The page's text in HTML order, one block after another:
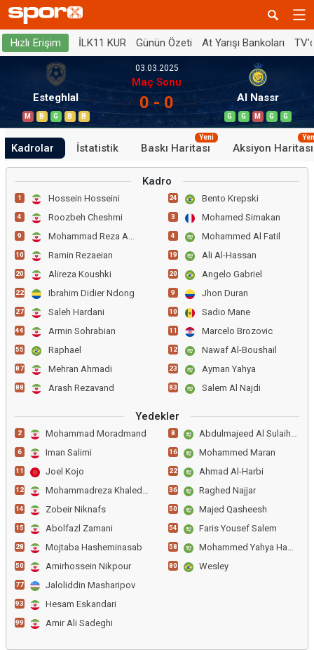
Hızlı Erişim İLK11 KUR Günün Özeti At Yarışı Bankoları
Esteghlal
M B G B B
03.03.2025
Maç Sonu
0 - 0 Al Nassr
G G M G G
Kadrolar İstatistik Baskı Haritası
Yeni
Aksiyon Haritası
Kadro
1 Hossein Hosseini
4 Roozbeh Cheshmi
9 Mohammad Reza Azadi
10 Ramin Rezaeian
20 Alireza Koushki
22 Ibrahim Didier Ndong
27 Saleh Hardani
44 Armin Sohrabian
55 Raphael
87 Mehran Ahmadi
88 Arash Rezavand
24 Bento Krepski
3 Mohamed Simakan
4 Mohammed Al Fatil
19 Ali Al-Hassan
20 Angelo Gabriel
9 Jhon Duran
10 Sadio Mane
11 Marcelo Brozovic
12 Nawaf Al-Boushail
23 Ayman Yahya
83 Salem Al Najdi
Yedekler
2 Mohammad Moradmand
6 Iman Salimi
11 Joel Kojo
12 Mohammadreza Khaledabadi
14 Zobeir Niknafs
15 Abolfazl Zamani
28 Mojtaba Hasheminasab
50 Amirhossein Nikpour
77 Jaloliddin Masharipov
93 Hesam Eskandari
99 Amir Ali Sadeghi
8 Abdulmajeed Al Sulaiheem
16 Mohammed Maran
22 Ahmad Al-Harbi
36 Raghed Najjar
50 Majed Qasheesh
54 Faris Yousef Salem
58 Mohammed Yahya Hazazi
80 Wesley